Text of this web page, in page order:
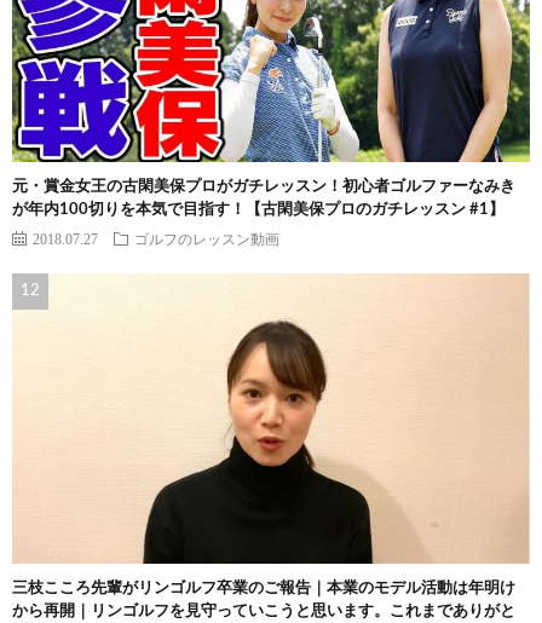
元・賞金女王の古閑美保プロがガチレッスン！初心者ゴルファーなみき
が年内100切りを本気で目指す！【古閑美保プロのガチレッスン #1】
2018.07.27 ゴルフのレッスン動画
三枝こころ先輩がリンゴルフ卒業のご報告｜本業のモデル活動は年明け
から再開｜リンゴルフを見守っていこうと思います。これまでありがと